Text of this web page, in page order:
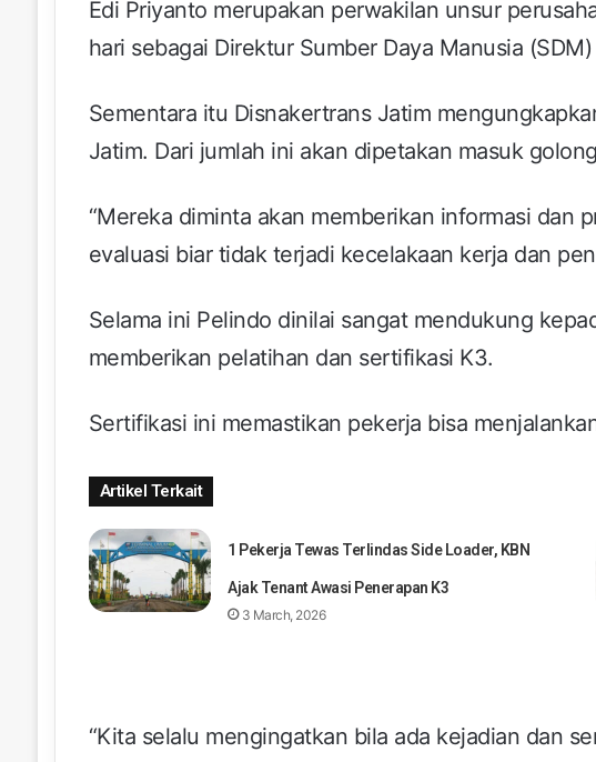
Edi Priyanto merupakan perwakilan unsur
hari sebagai Direktur Sumber Daya Manusia
Sementara itu Disnakertrans Jatim
Jatim. Dari jumlah ini akan dipetakan masuk
“Mereka diminta akan memberikan informasi dan
evaluasi biar tidak terjadi kecelakaan kerja dan
Selama ini Pelindo dinilai sangat mendukung
memberikan pelatihan dan sertifikasi K3.
Sertifikasi ini memastikan pekerja bisa
Artikel Terkait
1 Pekerja Tewas Terlindas Side Loader, KBN
Ajak Tenant Awasi Penerapan K3
3 March, 2026
“Kita selalu mengingatkan bila ada kejadian dan